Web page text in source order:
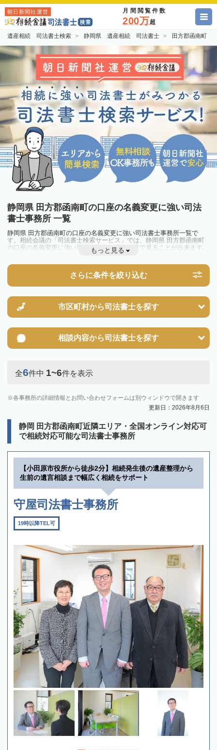
朝日新聞社運営 月間閲覧件数
200万超
遺産相続 司法書士検索 静岡県 遺産相続 司法書士 田方郡函南町
静岡県 田方郡函南町の口座の名義変更に強い司法
書士事務所 一覧
静岡県 田方郡函南町の口座の名義変更に強い司法書士事務所一覧で
す。相続会議の「司法書士検索サービス」では、静岡県 田方郡函南町
の口座の名義変更に強い司法書士事務所を一覧で見ることが出来ます。
相続のトラブルやお悩みを抱えている方は一度近隣の司法書士に相談し
もっと見る
さらに条件を絞り込む
市区町村から司法書士を探す
相談内容から司法書士を探す
全6件中 1~6件を表示
各事務所の詳細情報とお問い合わせフォームは別ウィンドウで開きます
更新日：2026年8月6日
静岡 田方郡函南町近隣エリア・全国オンライン対応可
で相続対応可能な司法書士事務所
【小田原市役所から徒歩2分】相続発生後の遺産整理から
生前の遺言相談まで幅広く相続をサポート
守屋司法書士事務所
19時以降TEL可